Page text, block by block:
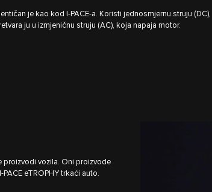
je kao kod I‑PACE-a. Koristi jednosmjernu struju (DC),
ju u izmjeničnu struju (AC), koja napaja motor.
proizvodi vozila. Oni proizvode
eTROPHY trkaći auto.